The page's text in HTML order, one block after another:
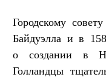
Городскому
Байдуэлла и в
о создании в
Голландцы